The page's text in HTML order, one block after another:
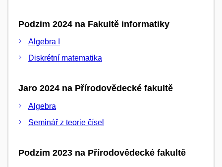
Podzim 2024 na Fakultě informatiky
Algebra I
Diskrétní matematika
Jaro 2024 na Přírodovědecké fakultě
Algebra
Seminář z teorie čísel
Podzim 2023 na Přírodovědecké fakultě